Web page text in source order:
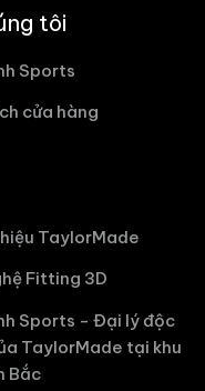
tôi
Sports
cửa hàng
TaylorMade
Fitting 3D
Sports - Đại lý độc
TaylorMade tại khu
Bắc